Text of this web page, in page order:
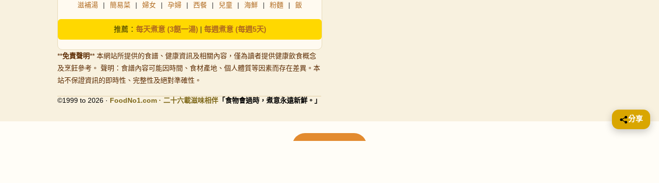
滋補湯 | 簡易菜 | 婦女 | 孕婦 | 西餐 | 兒童 | 海鮮 | 粉麵 | 飯
推薦： 每天煮意 (3餸一湯)| 每週煮意 (每週5天)
**免責聲明** 本網站所提供的食譜、健康資訊及相關內容，僅為讀者提供健康飲食概念
及烹飪參考。 聲明：食譜內容可能因時間、食材產地、個人體質等因素而存在差異。本
站不保證資訊的即時性、完整性及絕對準確性。
©1999 to 2026 · FoodNo1.com · 二十六載滋味相伴 「食物會過時，煮意永遠新鮮。」
分享